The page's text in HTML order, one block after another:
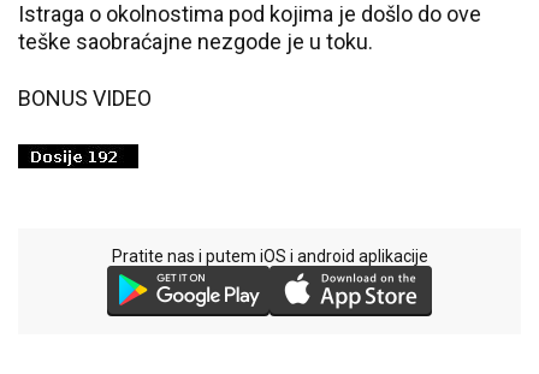
Istraga o okolnostima pod kojima je došlo do ove
teške saobraćajne nezgode je u toku.
BONUS VIDEO
Pratite nas i putem iOS i android aplikacije